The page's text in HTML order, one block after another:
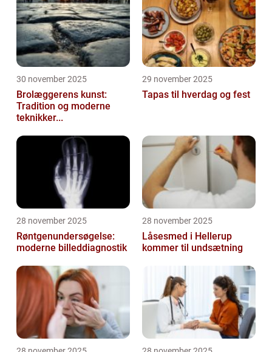
30 november 2025
Brolæggerens kunst:
Tradition og moderne
teknikker...
29 november 2025
Tapas til hverdag og fest
28 november 2025
Røntgenundersøgelse:
moderne billeddiagnostik
28 november 2025
Låsesmed i Hellerup
kommer til undsætning